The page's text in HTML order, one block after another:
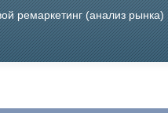
ремаркетинг (анализ рынка)